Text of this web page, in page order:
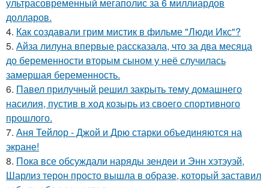
ультрасовременный мегаполис за 6 миллиардов
долларов.
4. Как создавали грим мистик в фильме "Люди Икс"?
5. Айза лилуна впервые рассказала, что за два месяца
до беременности вторым сыном у неё случилась
замершая беременность.
6. Павел прилучный решил закрыть тему домашнего
насилия, пустив в ход козырь из своего спортивного
прошлого.
7. Аня Тейлор - Джой и Дрю старки объединяются на
экране!
8. Пока все обсуждали наряды зендеи и Энн хэтэуэй,
Шарлиз терон просто вышла в образе, который заставил